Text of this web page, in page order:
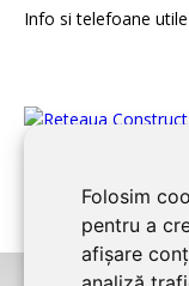
Folosim
pentru a
afișare
Info si telefoane